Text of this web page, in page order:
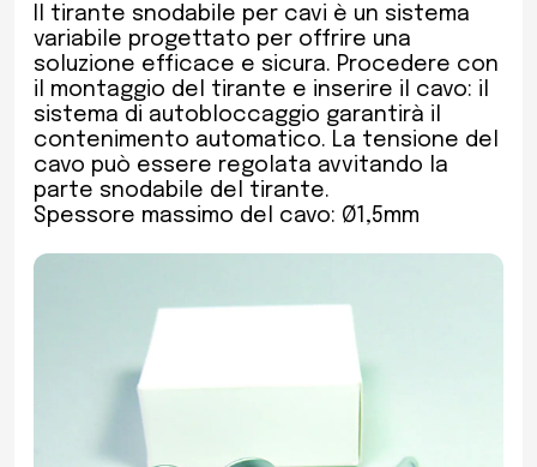
Il tirante snodabile per cavi è un sistema
variabile progettato per offrire una
soluzione efficace e sicura. Procedere con
il montaggio del tirante e inserire il cavo: il
sistema di autobloccaggio garantirà il
contenimento automatico. La tensione del
cavo può essere regolata avvitando la
parte snodabile del tirante.
Spessore massimo del cavo: Ø1,5mm